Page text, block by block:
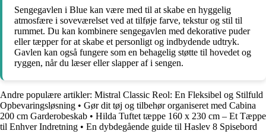
Sengegavlen i Blue kan være med til at skabe en hyggelig
atmosfære i soveværelset ved at tilføje farve, tekstur og stil til
rummet. Du kan kombinere sengegavlen med dekorative puder
eller tæpper for at skabe et personligt og indbydende udtryk.
Gavlen kan også fungere som en behagelig støtte til hovedet og
ryggen, når du læser eller slapper af i sengen.
Andre populære artikler: Mistral Classic Reol: En Fleksibel og Stilfuld
Opbevaringsløsning • Gør dit tøj og tilbehør organiseret med Cabina
200 cm Garderobeskab • Hilda Tuftet tæppe 160 x 230 cm – Et Tæppe
til Enhver Indretning • En dybdegående guide til Haslev 8 Spisebord